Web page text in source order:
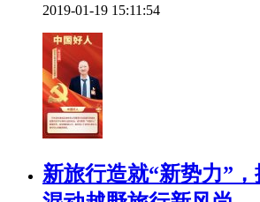
2019-01-19 15:11:54
新旅行造就“新势力”